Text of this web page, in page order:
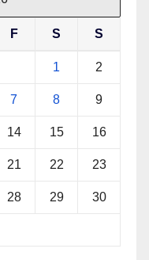
F S S
1 2
7 8 9
14 15 16
21 22 23
28 29 30